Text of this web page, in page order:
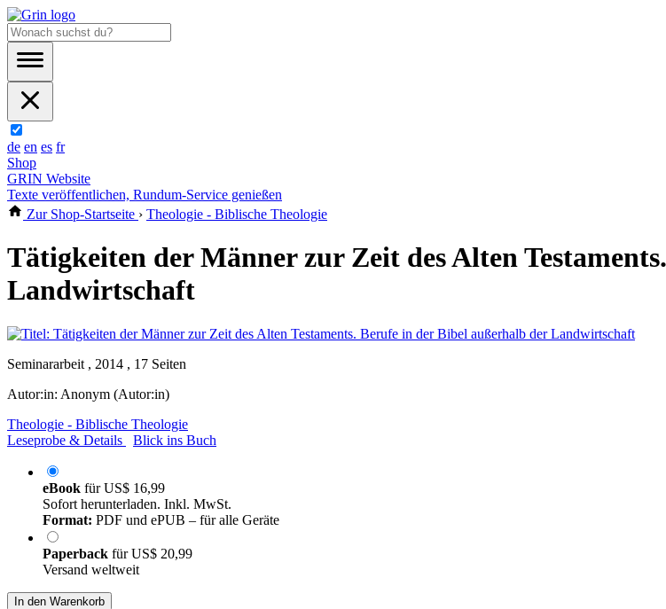
de en es fr
Shop
GRIN Website
Texte veröffentlichen, Rundum-Service genießen
Zur Shop-Startseite › Theologie - Biblische Theologie
Tätigkeiten der Männer zur Zeit des Alten
Landwirtschaft
Seminararbeit , 2014 , 17 Seiten
Autor:in: Anonym (Autor:in)
Theologie - Biblische Theologie
Leseprobe & Details
Blick ins Buch
eBook fürUS$ 16,99
Sofort herunterladen. Inkl. MwSt.
Format: PDF und ePUB – für alle Geräte
Paperback fürUS$ 20,99
Versand weltweit
In den Warenkorb